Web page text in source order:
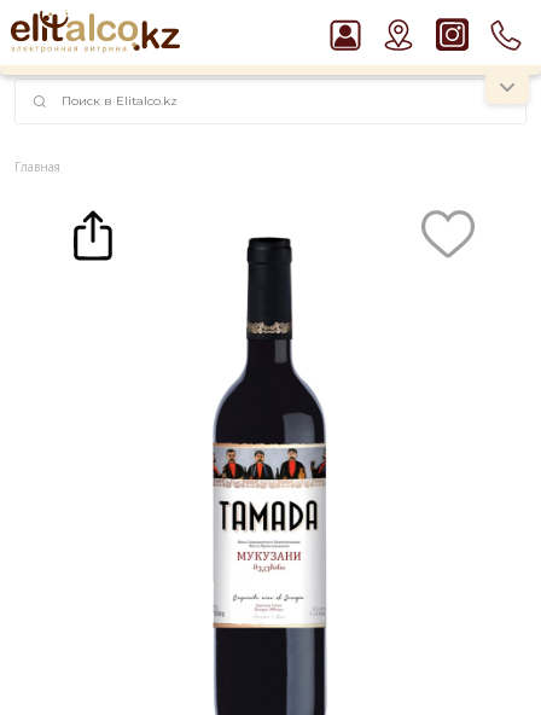
наименований!
instagram.com/rojo.kz
Рекомендуем
Виски Talisker 10 YO Malt 45,8% in Box
Джин Gordon`s London Dry Gin 37,5%
Пиво Guinness Draught 4,2% Can
Водка Smirnoff Red Vodka 37,5%
Ром Captain Morgan White 37,5%
Главная